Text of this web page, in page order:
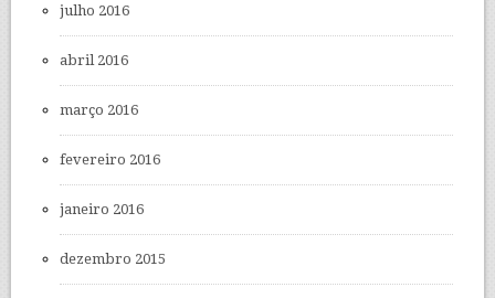
julho 2016
abril 2016
março 2016
fevereiro 2016
janeiro 2016
dezembro 2015